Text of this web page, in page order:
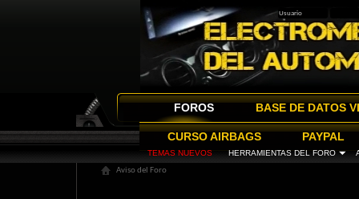
FOROS
TEMAS NUEVOS HERRAMIENTAS DEL FORO
BASE DE DATOS
CURSO AIRBAGS PAYPAL
Aviso del Foro